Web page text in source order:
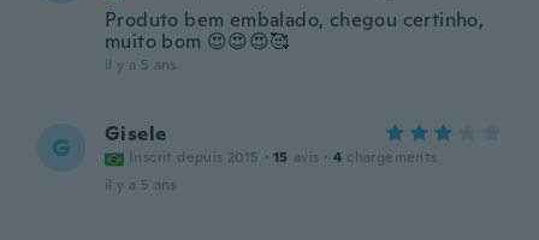
Produto bem embalado, chegou certinho,
muito bom 😍😍😍🥰
il y a 5 ans
G Gisele
Inscrit depuis 2015 · 15 avis · 4 chargements
il y a 5 ans